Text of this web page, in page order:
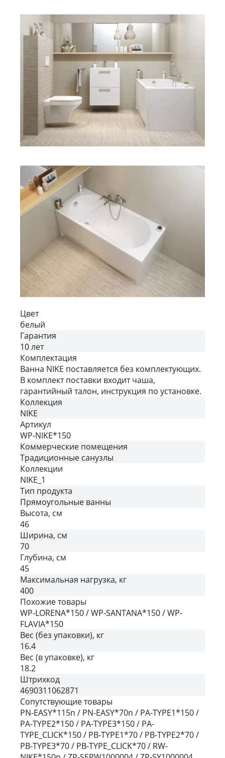
Цвет
белый
Гарантия
10 лет
Комплектация
Ванна NIKE поставляется без комплектующих.
В комплект поставки входит чаша,
гарантийный талон, инструкция по установке.
Коллекция
NIKE
Артикул
WP-NIKE*150
Коммерческие помещения
Традиционные санузлы
Коллекции
NIKE_1
Тип продукта
Прямоугольные ванны
Высота, см
46
Ширина, см
70
Глубина, см
45
Максимальная нагрузка, кг
400
Похожие товары
WP-LORENA*150 / WP-SANTANA*150 / WP-
FLAVIA*150
Вес (без упаковки), кг
16.4
Вес (в упаковке), кг
18.2
Штрихкод
4690311062871
Сопутствующие товары
PN-EASY*115n / PN-EASY*70n / PA-TYPE1*150 /
PA-TYPE2*150 / PA-TYPE3*150 / PA-
TYPE_CLICK*150 / PB-TYPE1*70 / PB-TYPE2*70 /
PB-TYPE3*70 / PB-TYPE_CLICK*70 / RW-